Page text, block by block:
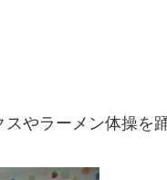
やラーメン体操を